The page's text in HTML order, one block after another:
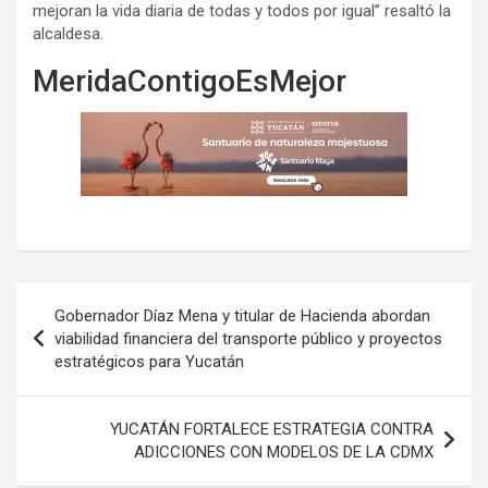
mejoran la vida diaria de todas y todos por igual” resaltó la
alcaldesa.
MeridaContigoEsMejor
de
entradas
Gobernador Díaz Mena y titular de Hacienda abordan
viabilidad financiera del transporte público y proyectos
estratégicos para Yucatán
YUCATÁN FORTALECE ESTRATEGIA CONTRA
ADICCIONES CON MODELOS DE LA CDMX